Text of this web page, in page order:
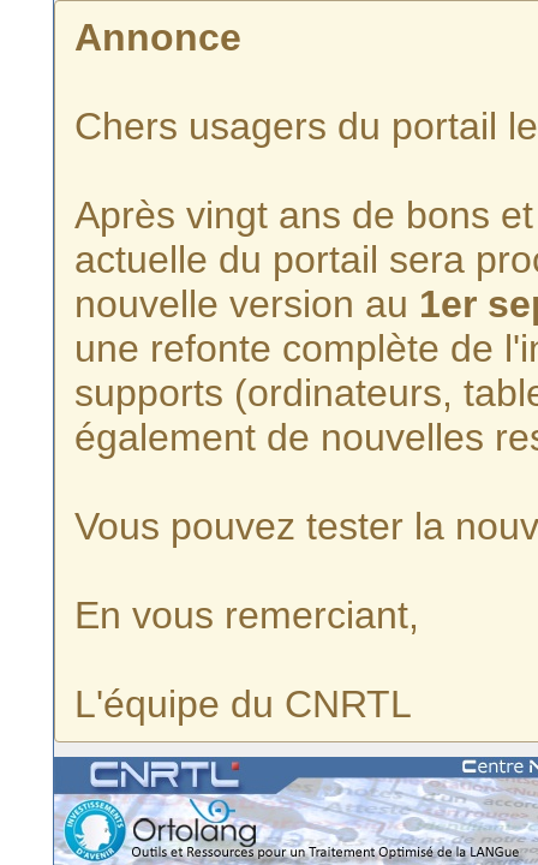
Annonce
Chers usagers du portail
Après vingt ans de bons
actuelle du portail sera
nouvelle version au 1er
une refonte complète de
supports (ordinateurs,
également de nouvelles
Vous pouvez tester la
En vous remerciant,
L'équipe du CNRTL